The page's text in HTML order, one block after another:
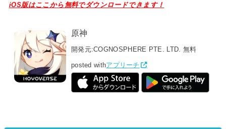
iOS版はここから無料でダウンロードできます！
原神
開発元:COGNOSPHERE PTE. LTD. 無料
posted withアプリーチ